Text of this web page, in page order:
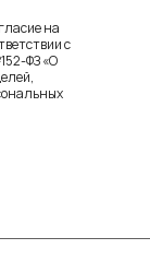
на
с
ФЗ «О